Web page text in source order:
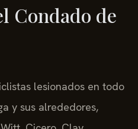
Condado de
lesionados en todo
y sus alrededores,